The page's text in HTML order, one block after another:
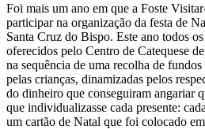
Foi mais um ano em que a Foste
participar na organização da festa de
Santa Cruz do Bispo. Este ano todos
oferecidos pelo Centro de Catequese
na sequência de uma recolha de
pelas crianças, dinamizadas pelos
do dinheiro que conseguiram angariar
que individualizasse cada presente:
um cartão de Natal que foi colocado